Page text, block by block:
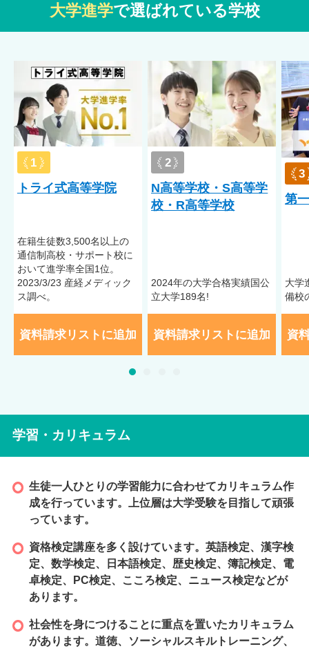
学校登校が可能で、学校生活を送ることに大きな支障がない場
合は、発達障害、学習障害があってもご入学していただいてお
不登校／アスペルガー症候群（AS）／自閉症スペクトラム
（ASD）／注意欠陥多動性障害（ADHD）／学習障害（LD）／
起立性調節障害／うつ病／身体障害
※発達障害、学習障害が重く、学校生活に支障がある場合はご
入学をお断りする場合がございます。受入実績は、受入れを確
定するものではありません。症状によって異なりますので、詳
しくは学校へお問い合わせください。
大学進学で選ばれている学校
1
トライ式高等学院
在籍⽣徒数3,500名以上の
通信制⾼校・サポート校に
おいて進学率全国1位。
2023/3/23 産経メディック
ス調べ。
資料請求リストに追加
2
N高等学校・S高等学
校・R高等学校
2024年の大学合格実績国公
立大学189名!
資料請求リストに追加
3
第
大学
備校
資
学習・カリキュラム
生徒一人ひとりの学習能力に合わせてカリキュラム作
成を行っています。上位層は大学受験を目指して頑張
っています。
資格検定講座を多く設けています。英語検定、漢字検
定、数学検定、日本語検定、歴史検定、簿記検定、電
卓検定、PC検定、こころ検定、ニュース検定などが
あります。
社会性を身につけることに重点を置いたカリキュラム
があります。道徳、ソーシャルスキルトレーニング、